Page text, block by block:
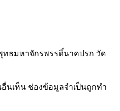
ธมหาจักรพรรดิ์นาคปรก วัด
นเห็น ช่องข้อมูลจำเป็นถูกทำ